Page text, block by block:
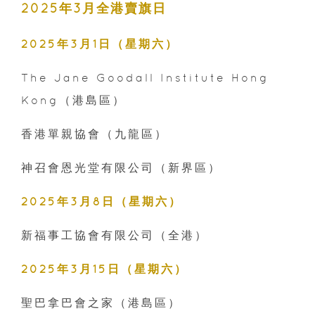
2025年3月全港賣旗日
2025年3月1日（星期六）
The Jane Goodall Institute Hong
Kong（港島區）
香港單親協會（九龍區）
神召會恩光堂有限公司（新界區）‍
2025年3月8日（星期六）
新福事工協會有限公司（全港）
2025年3月15日（星期六）
聖巴拿巴會之家（港島區）